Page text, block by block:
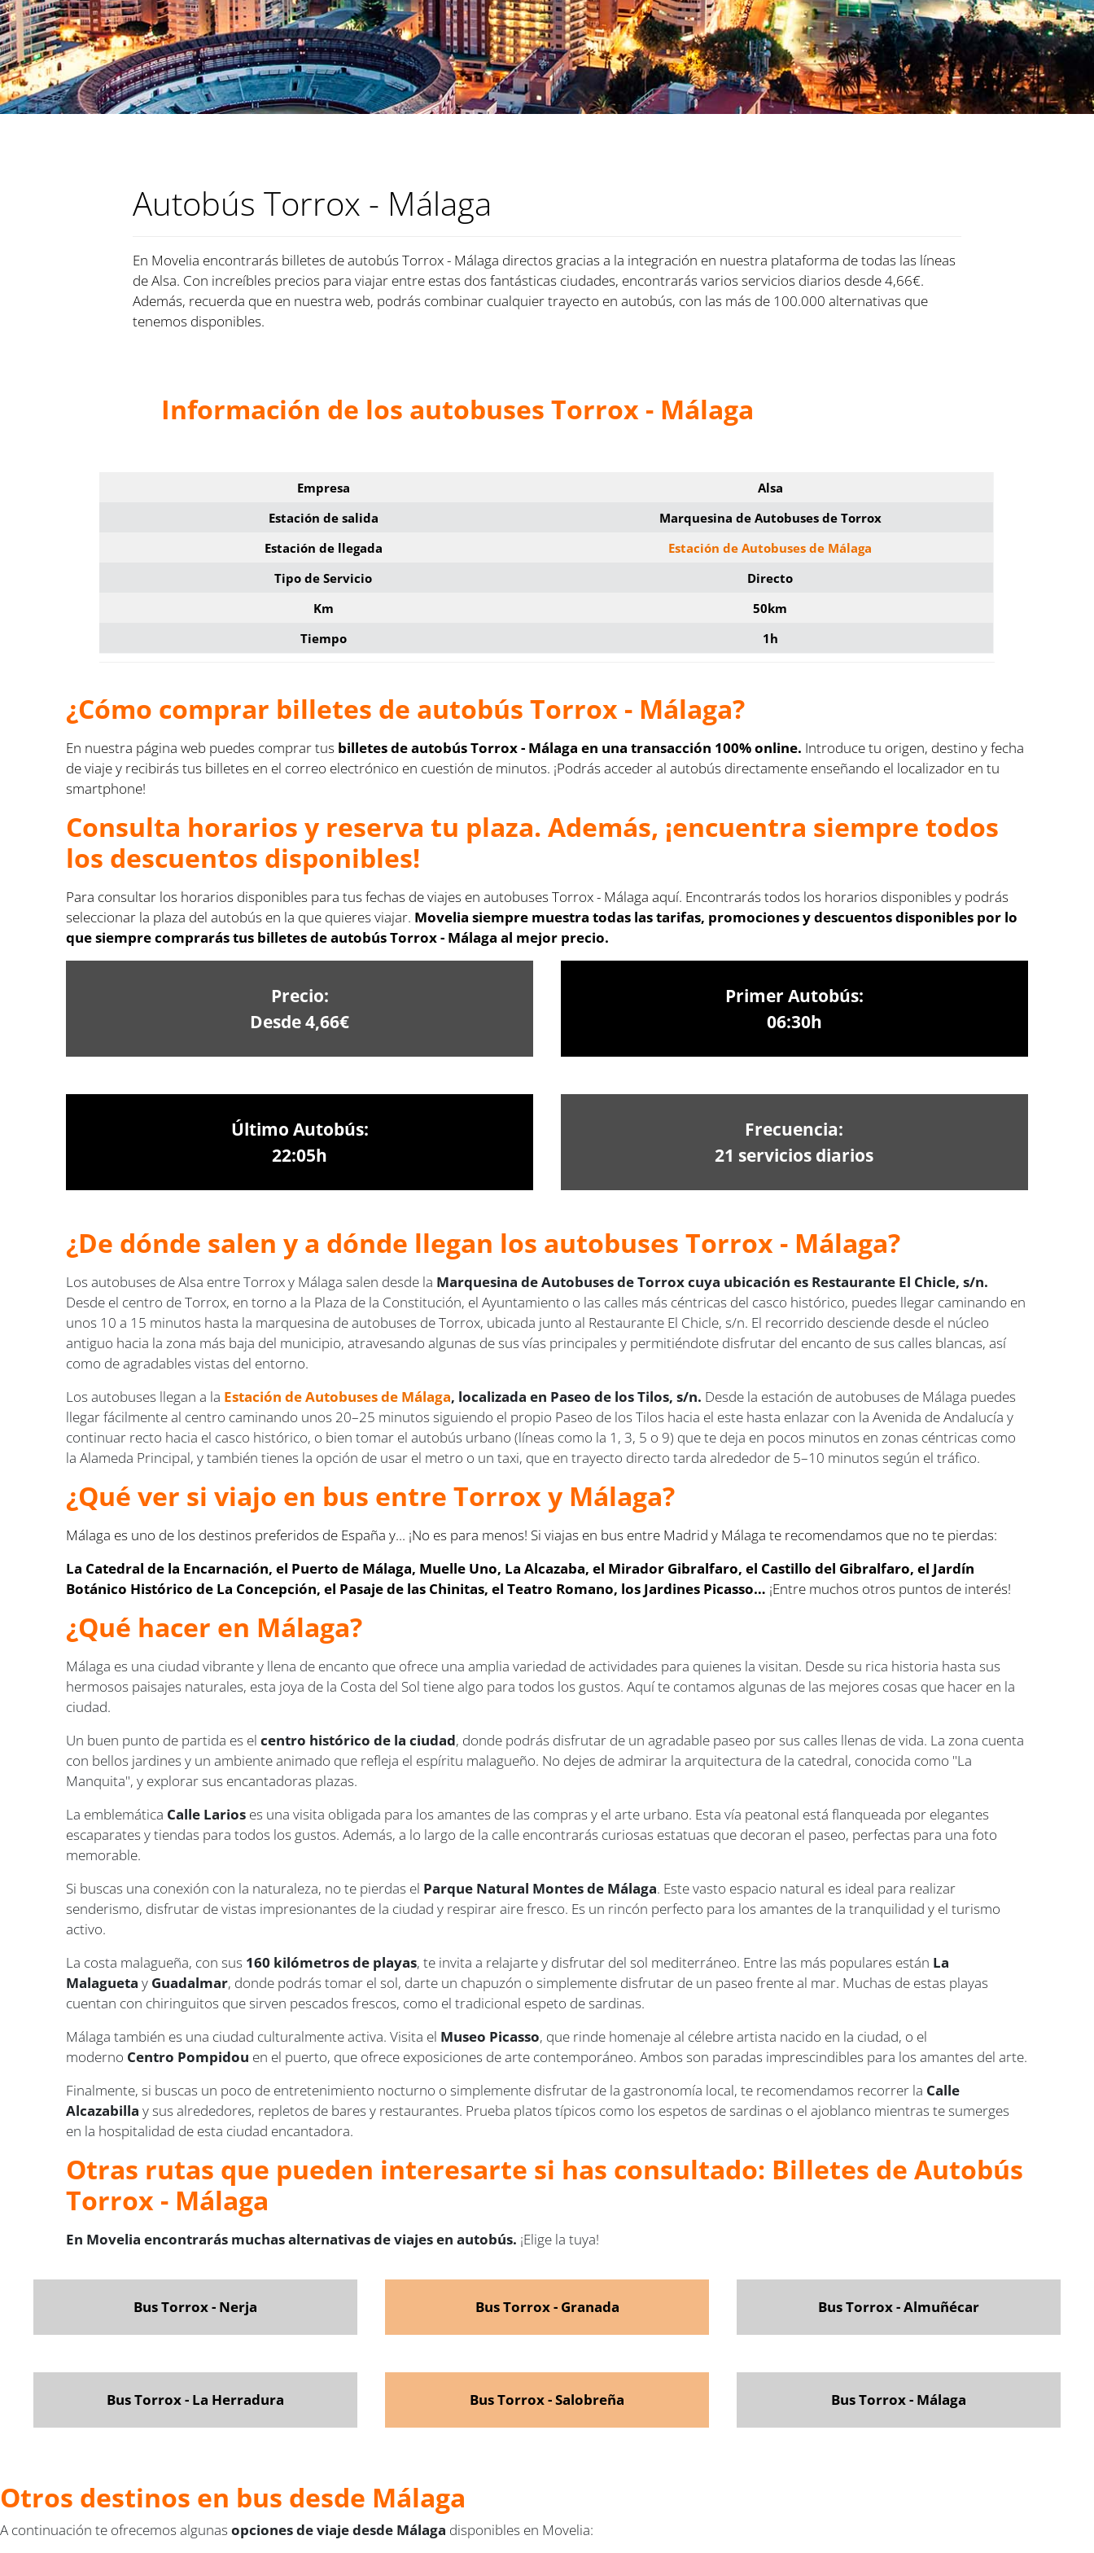
Autobús Torrox - Málaga
En Movelia encontrarás billetes de autobús Torrox - Málaga directos gracias a la integración en nuestra plataforma de todas las líneas
de Alsa. Con increíbles precios para viajar entre estas dos fantásticas ciudades, encontrarás varios servicios diarios desde 4,66€.
Además, recuerda que en nuestra web, podrás combinar cualquier trayecto en autobús, con las más de 100.000 alternativas que
tenemos disponibles.
Información de los autobuses Torrox - Málaga
Empresa
Alsa
Estación de salida
Marquesina de Autobuses de Torrox
Estación de llegada
Estación de Autobuses de Málaga
Tipo de Servicio
Directo
Km
50km
Tiempo
1h
¿Cómo comprar billetes de autobús Torrox - Málaga?
En nuestra página web puedes comprar tus billetes de autobús Torrox - Málaga en una transacción 100% online. Introduce tu origen, destino y fecha
de viaje y recibirás tus billetes en el correo electrónico en cuestión de minutos. ¡Podrás acceder al autobús directamente enseñando el localizador en tu
smartphone!
Consulta horarios y reserva tu plaza. Además, ¡encuentra siempre todos
los descuentos disponibles!
Para consultar los horarios disponibles para tus fechas de viajes en autobuses Torrox - Málaga aquí. Encontrarás todos los horarios disponibles y podrás
seleccionar la plaza del autobús en la que quieres viajar. Movelia siempre muestra todas las tarifas, promociones y descuentos disponibles por lo
que siempre comprarás tus billetes de autobús Torrox - Málaga al mejor precio.
Precio:
Desde 4,66€
Primer Autobús:
06:30h
Último Autobús:
22:05h
Frecuencia:
21 servicios diarios
¿De dónde salen y a dónde llegan los autobuses Torrox - Málaga?
Los autobuses de Alsa entre Torrox y Málaga salen desde la Marquesina de Autobuses de Torrox cuya ubicación es Restaurante El Chicle, s/n.
Desde el centro de Torrox, en torno a la Plaza de la Constitución, el Ayuntamiento o las calles más céntricas del casco histórico, puedes llegar caminando en
unos 10 a 15 minutos hasta la marquesina de autobuses de Torrox, ubicada junto al Restaurante El Chicle, s/n. El recorrido desciende desde el núcleo
antiguo hacia la zona más baja del municipio, atravesando algunas de sus vías principales y permitiéndote disfrutar del encanto de sus calles blancas, así
como de agradables vistas del entorno.
Los autobuses llegan a la Estación de Autobuses de Málaga, localizada en Paseo de los Tilos, s/n. Desde la estación de autobuses de Málaga puedes
llegar fácilmente al centro caminando unos 20–25 minutos siguiendo el propio Paseo de los Tilos hacia el este hasta enlazar con la Avenida de Andalucía y
continuar recto hacia el casco histórico, o bien tomar el autobús urbano (líneas como la 1, 3, 5 o 9) que te deja en pocos minutos en zonas céntricas como
la Alameda Principal, y también tienes la opción de usar el metro o un taxi, que en trayecto directo tarda alrededor de 5–10 minutos según el tráfico.
¿Qué ver si viajo en bus entre Torrox y Málaga?
Málaga es uno de los destinos preferidos de España y... ¡No es para menos! Si viajas en bus entre Madrid y Málaga te recomendamos que no te pierdas:
La Catedral de la Encarnación, el Puerto de Málaga, Muelle Uno, La Alcazaba, el Mirador Gibralfaro, el Castillo del Gibralfaro, el Jardín
Botánico Histórico de La Concepción, el Pasaje de las Chinitas, el Teatro Romano, los Jardines Picasso… ¡Entre muchos otros puntos de interés!
¿Qué hacer en Málaga?
Málaga es una ciudad vibrante y llena de encanto que ofrece una amplia variedad de actividades para quienes la visitan. Desde su rica historia hasta sus
hermosos paisajes naturales, esta joya de la Costa del Sol tiene algo para todos los gustos. Aquí te contamos algunas de las mejores cosas que hacer en la
ciudad.
Un buen punto de partida es elcentro histórico de la ciudad, donde podrás disfrutar de un agradable paseo por sus calles llenas de vida. La zona cuenta
con bellos jardines y un ambiente animado que refleja el espíritu malagueño. No dejes de admirar la arquitectura de la catedral, conocida como "La
Manquita", y explorar sus encantadoras plazas.
La emblemática Calle Larios es una visita obligada para los amantes de las compras y el arte urbano. Esta vía peatonal está flanqueada por elegantes
escaparates y tiendas para todos los gustos. Además, a lo largo de la calle encontrarás curiosas estatuas que decoran el paseo, perfectas para una foto
memorable.
Si buscas una conexión con la naturaleza, no te pierdas el Parque Natural Montes de Málaga. Este vasto espacio natural es ideal para realizar
senderismo, disfrutar de vistas impresionantes de la ciudad y respirar aire fresco. Es un rincón perfecto para los amantes de la tranquilidad y el turismo
activo.
La costa malagueña, con sus 160 kilómetros de playas, te invita a relajarte y disfrutar del sol mediterráneo. Entre las más populares están La
Malagueta y Guadalmar, donde podrás tomar el sol, darte un chapuzón o simplemente disfrutar de un paseo frente al mar. Muchas de estas playas
cuentan con chiringuitos que sirven pescados frescos, como el tradicional espeto de sardinas.
Málaga también es una ciudad culturalmente activa. Visita el Museo Picasso, que rinde homenaje al célebre artista nacido en la ciudad, o el
moderno Centro Pompidou en el puerto, que ofrece exposiciones de arte contemporáneo. Ambos son paradas imprescindibles para los amantes del arte.
Finalmente, si buscas un poco de entretenimiento nocturno o simplemente disfrutar de la gastronomía local, te recomendamos recorrer la Calle
Alcazabilla y sus alrededores, repletos de bares y restaurantes. Prueba platos típicos como los espetos de sardinas o el ajoblanco mientras te sumerges
en la hospitalidad de esta ciudad encantadora.
Otras rutas que pueden interesarte si has consultado: Billetes de Autobús
Torrox - Málaga
En Movelia encontrarás muchas alternativas de viajes en autobús. ¡Elige la tuya!
Bus Torrox - Nerja Bus Torrox - Granada Bus Torrox - Almuñécar
Bus Torrox - La Herradura Bus Torrox - Salobreña Bus Torrox - Málaga
Otros destinos en bus desde Málaga
A continuación te ofrecemos algunas opciones de viaje desde Málaga disponibles en Movelia: